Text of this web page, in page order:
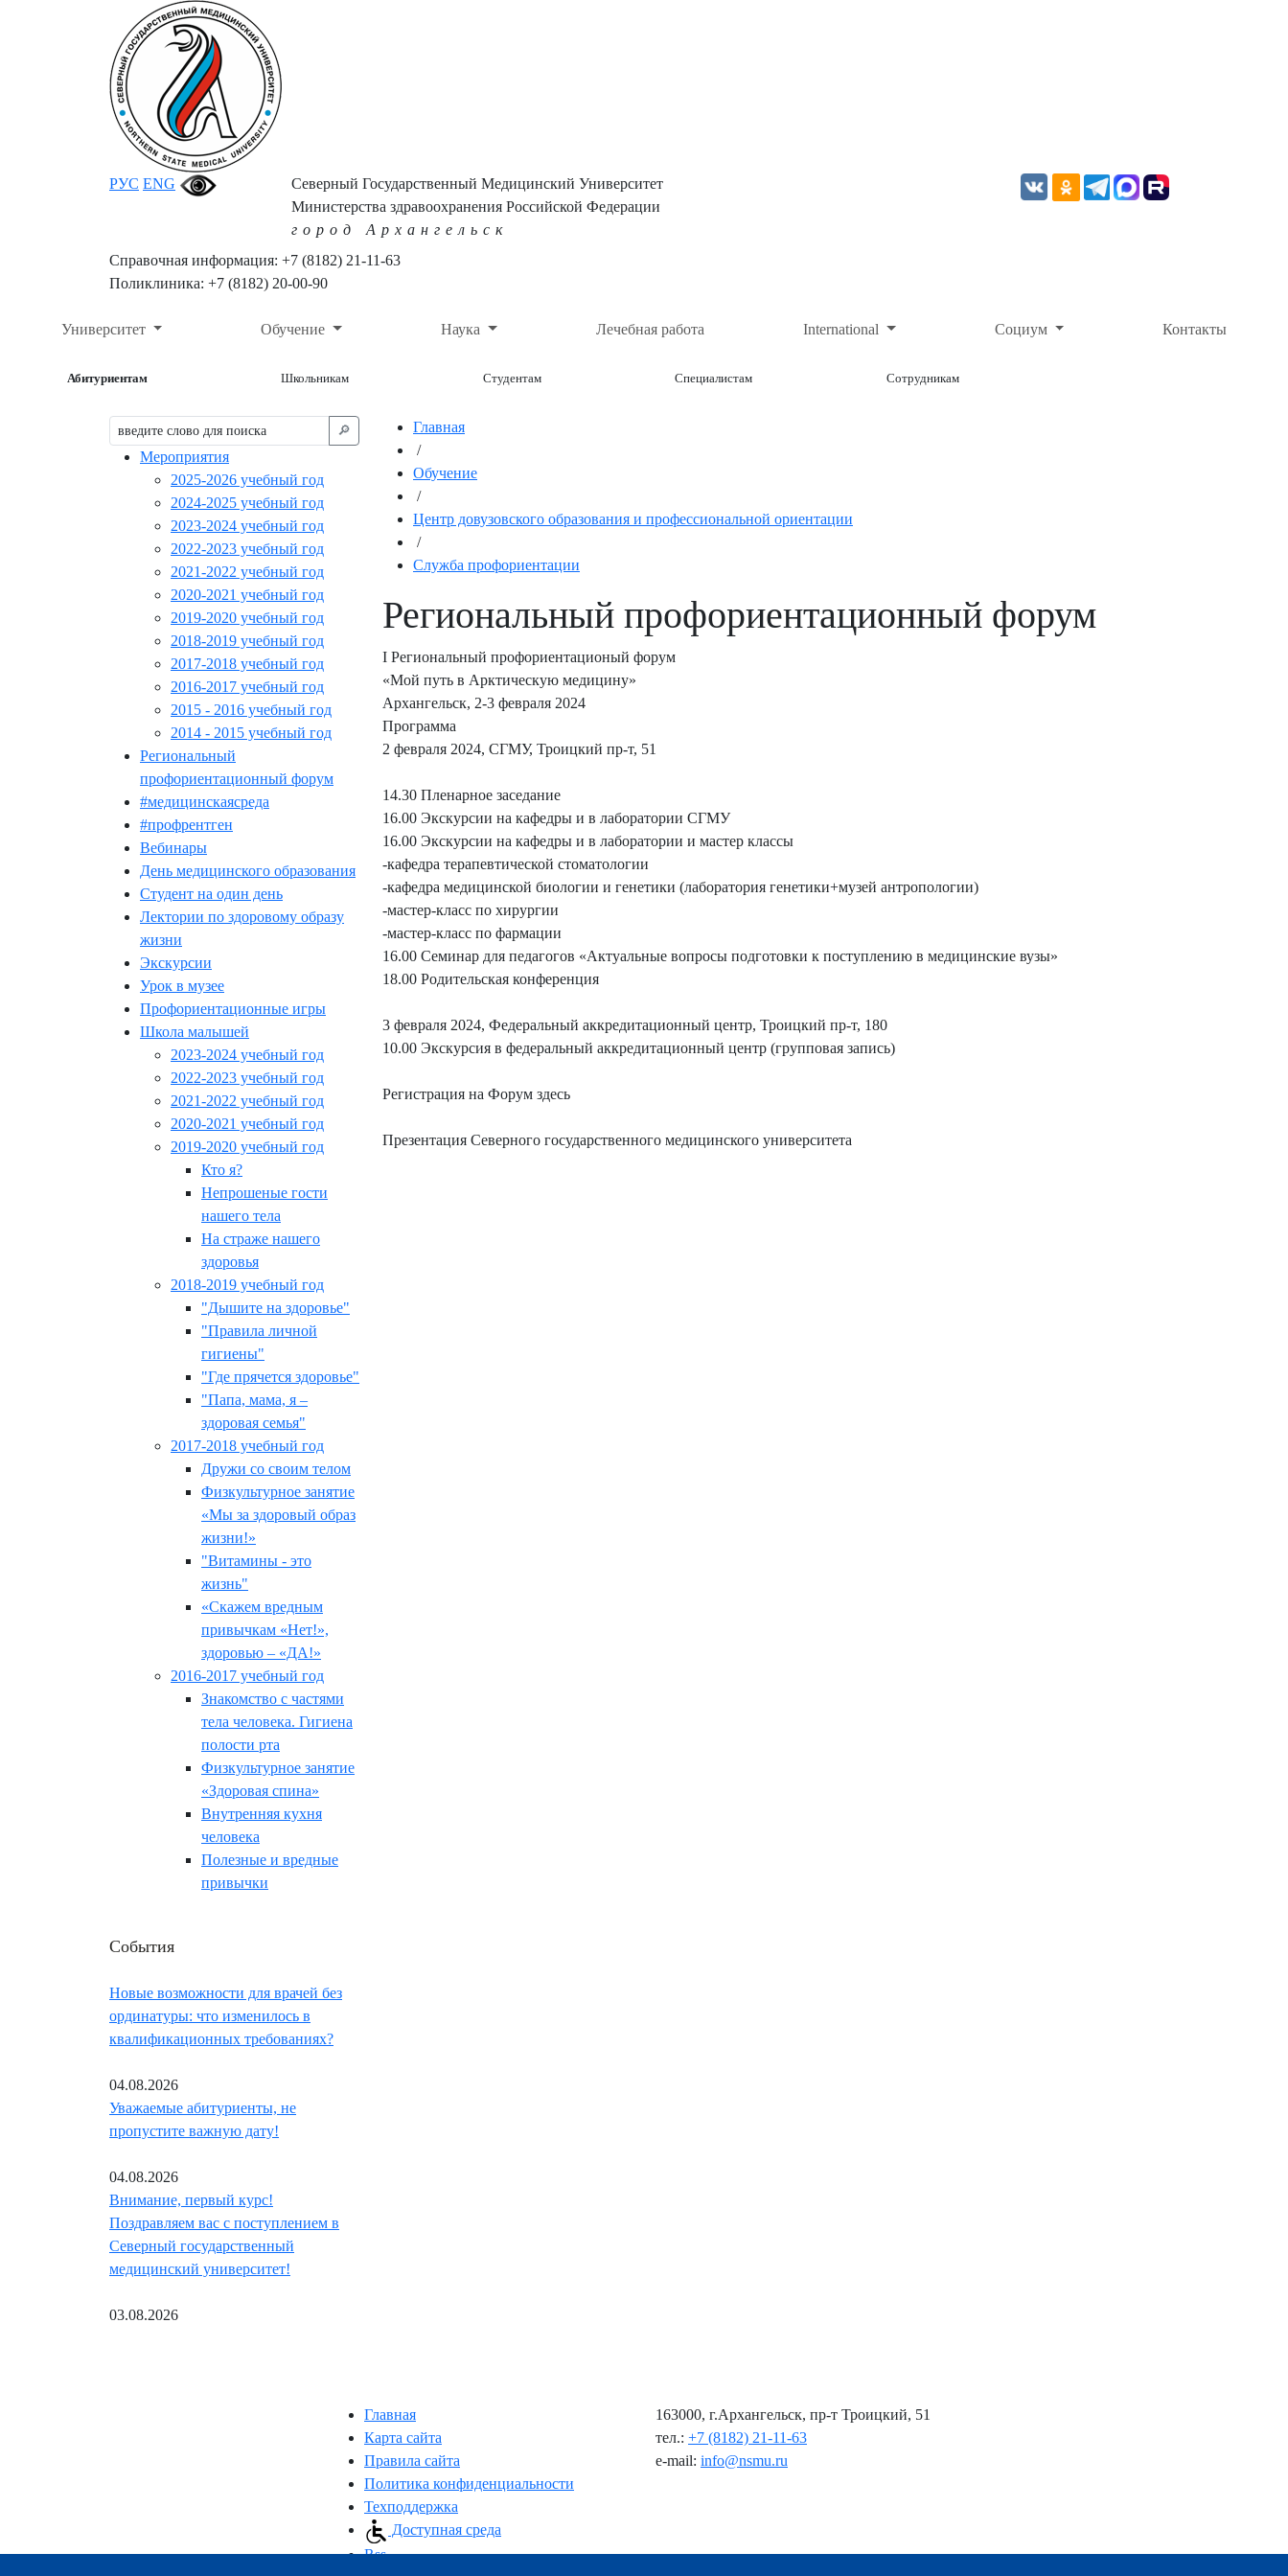
РУС ENG
Северный Государственный Медицинский Университет
Министерства здравоохранения Российской Федерации
город Архангельск
Справочная информация: +7 (8182) 21-11-63
Поликлиника: +7 (8182) 20-00-90
Университет Обучение Наука Лечебная работа International Социум Контакты
Абитуриентам Школьникам Студентам Специалистам Сотрудникам
🔎︎
Мероприятия
2025-2026 учебный год
2024-2025 учебный год
2023-2024 учебный год
2022-2023 учебный год
2021-2022 учебный год
2020-2021 учебный год
2019-2020 учебный год
2018-2019 учебный год
2017-2018 учебный год
2016-2017 учебный год
2015 - 2016 учебный год
2014 - 2015 учебный год
Региональный
профориентационный форум
#медицинскаясреда
#профрентген
Вебинары
День медицинского образования
Студент на один день
Лектории по здоровому образу
жизни
Экскурсии
Урок в музее
Профориентационные игры
Школа малышей
2023-2024 учебный год
2022-2023 учебный год
2021-2022 учебный год
2020-2021 учебный год
2019-2020 учебный год
Кто я?
Непрошеные гости
нашего тела
На страже нашего
здоровья
2018-2019 учебный год
"Дышите на здоровье"
"Правила личной
гигиены"
"Где прячется здоровье"
"Папа, мама, я –
здоровая семья"
2017-2018 учебный год
Дружи со своим телом
Физкультурное занятие
«Мы за здоровый образ
жизни!»
"Витамины - это
жизнь"
«Скажем вредным
привычкам «Нет!»,
здоровью – «ДА!»
2016-2017 учебный год
Знакомство с частями
тела человека. Гигиена
полости рта
Физкультурное занятие
«Здоровая спина»
Внутренняя кухня
человека
Полезные и вредные
привычки
События
Новые возможности для врачей без
ординатуры: что изменилось в
квалификационных требованиях?
04.08.2026
Уважаемые абитуриенты, не
пропустите важную дату!
04.08.2026
Внимание, первый курс!
Поздравляем вас с поступлением в
Северный государственный
медицинский университет!
03.08.2026
Главная
/
Обучение
/
Центр довузовского образования и профессиональной ориентации
/
Служба профориентации
Региональный профориентационный форум
I Региональный профориентационый форум
«Мой путь в Арктическую медицину»
Архангельск, 2-3 февраля 2024
Программа
2 февраля 2024, СГМУ, Троицкий пр-т, 51
14.30 Пленарное заседание
16.00 Экскурсии на кафедры и в лаборатории СГМУ
16.00 Экскурсии на кафедры и в лаборатории и мастер классы
-кафедра терапевтической стоматологии
-кафедра медицинской биологии и генетики (лаборатория генетики+музей антропологии)
-мастер-класс по хирургии
-мастер-класс по фармации
16.00 Семинар для педагогов «Актуальные вопросы подготовки к поступлению в медицинские вузы»
18.00 Родительская конференция
3 февраля 2024, Федеральный аккредитационный центр, Троицкий пр-т, 180
10.00 Экскурсия в федеральный аккредитационный центр (групповая запись)
Регистрация на Форум здесь
Презентация Северного государственного медицинского университета
Главная
Карта сайта
Правила сайта
Политика конфиденциальности
Техподдержка
Доступная среда
Rss
163000, г.Архангельск, пр-т Троицкий, 51
тел.: +7 (8182) 21-11-63
e-mail: info@nsmu.ru